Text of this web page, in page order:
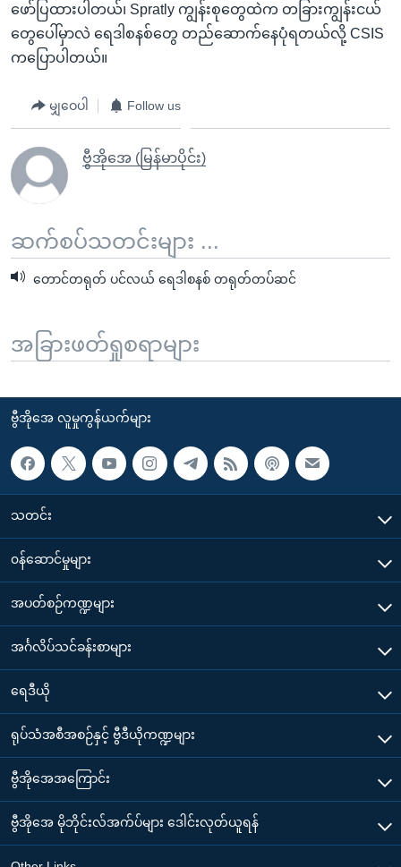
ဖော်ပြထားပါတယ်၊ Spratly ကျွန်းစုတွေထဲက တခြားကျွန်းငယ်
တွေပေါ်မှာလဲ ရေဒါစနစ်တွေ တည်ဆောက်နေပုံရတယ်လို့ CSIS
ကပြောပါတယ်။
မျှဝေပါ Follow us
ဗွီအိုအေ (မြန်မာပိုင်း)
ဆက်စပ်သတင်းများ ...
တောင်တရုတ် ပင်လယ် ရေဒါစနစ် တရုတ်တပ်ဆင်
အခြားဖတ်ရှုစရာများ
ဗွီအိုအေ လူမှုကွန်ယက်များ
သတင်း
၀န်ဆောင်မှုများ
အပတ်စဉ်ကဏ္ဍများ
အင်္ဂလိပ်သင်ခန်းစာများ
ရေဒီယို
ရုပ်သံအစီအစဉ်နှင့် ဗွီဒီယိုကဏ္ဍများ
ဗွီအိုအေအကြောင်း
ဗွီအိုအေ မိုဘိုင်းလ်အက်ပ်များ ဒေါင်းလုတ်ယူရန်